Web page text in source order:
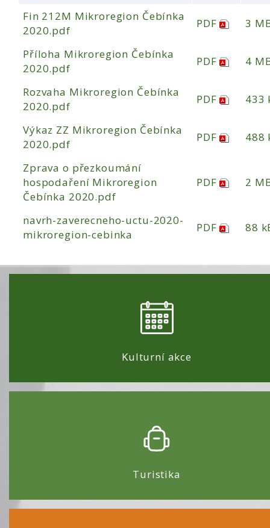
Fin 212M Mikroregion Čebínka
2020.pdf
PDF 3
Příloha Mikroregion Čebínka
2020.pdf
PDF 4
Rozvaha Mikroregion Čebínka
2020.pdf
PDF 433
Výkaz ZZ Mikroregion Čebínka
2020.pdf
PDF 488
Zprava o přezkoumání
hospodaření Mikroregion
Čebínka 2020.pdf
PDF 2
navrh-zaverecneho-uctu-2020-
mikroregion-cebinka
PDF 88
Kulturní akce
Turistika